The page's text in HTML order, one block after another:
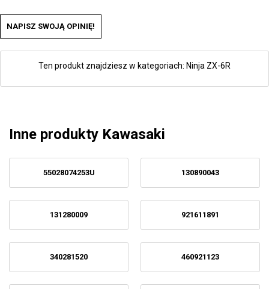
NAPISZ SWOJĄ OPINIĘ!
Ten produkt znajdziesz w kategoriach: Ninja ZX-6R
Inne produkty Kawasaki
55028074253U 130890043
131280009 921611891
340281520 460921123